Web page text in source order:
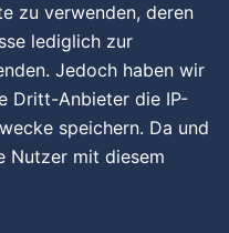
zu verwenden, deren
lediglich zur
Jedoch haben wir
Dritt-Anbieter die IP-
speichern. Da und
Nutzer mit diesem